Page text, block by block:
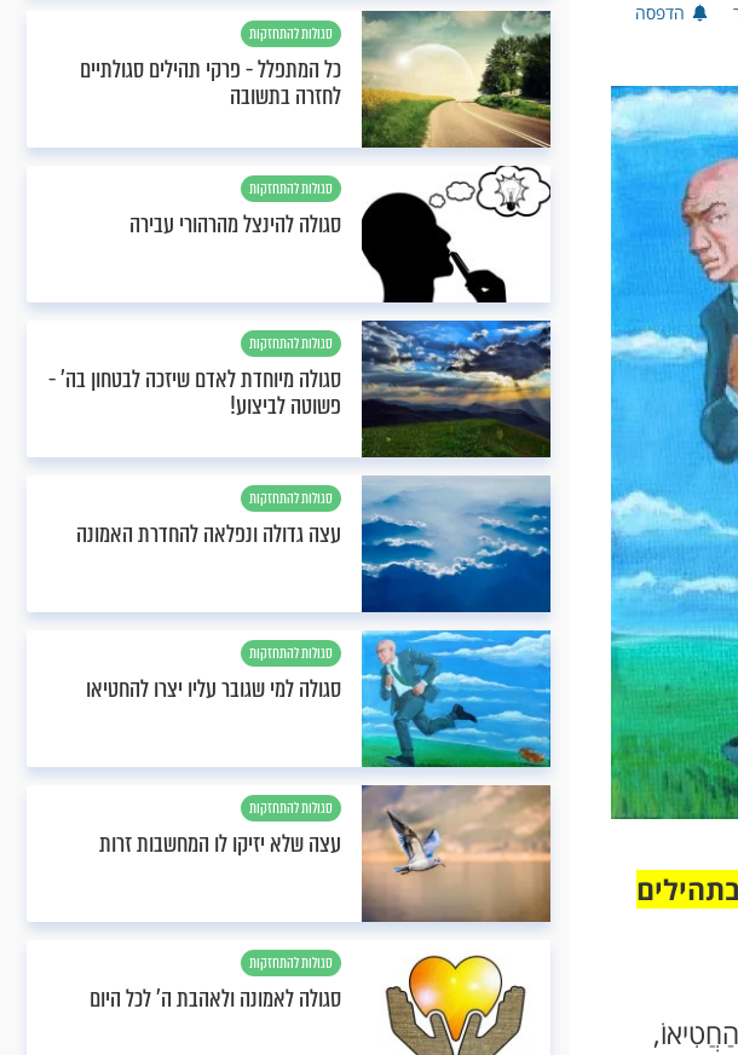
הדפסה
סגולות להתחזקות
כל המתפלל - פרקי תהילים סגולתיים
לחזרה בתשובה
סגולות להתחזקות
סגולה להינצל מהרהורי עבירה
סגולות להתחזקות
סגולה מיוחדת לאדם שיזכה לבטחון בה’ -
פשוטה לביצוע!
סגולות להתחזקות
עצה גדולה ונפלאה להחדרת האמונה
סגולות להתחזקות
סגולה למי שגובר עליו יצרו להחטיאו
סגולות להתחזקות
עצה שלא יזיקו לו המחשבות זרות
סגולות להתחזקות
סגולה לאמונה ולאהבת ה’ לכל היום